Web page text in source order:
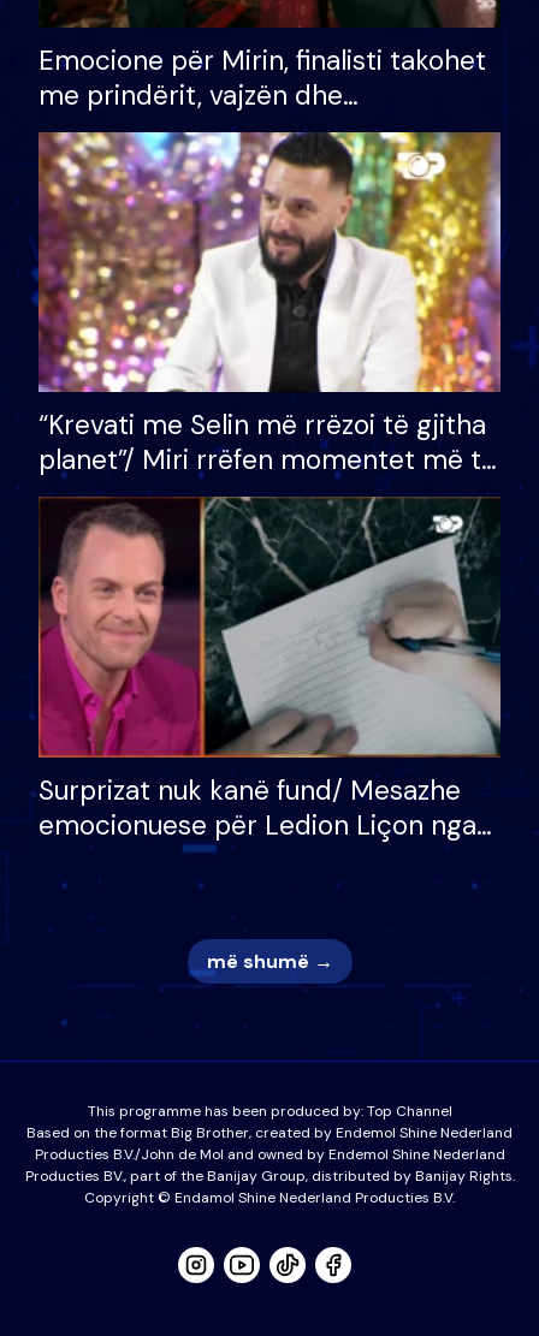
Emocione për Mirin, finalisti takohet
me prindërit, vajzën dhe
bashkëshorten: S’kemi ndonjë letër
divorci apo jo?
“Krevati me Selin më rrëzoi të gjitha
planet”/ Miri rrëfen momentet më të
bukura në shtëpinë e BB VIP: Do më
mungojë zilja e mëngjesit kur…
Surprizat nuk kanë fund/ Mesazhe
emocionuese për Ledion Liçon nga
nëna dhe fëmijët e tij, moderatori
nuk i mban dot lotët: Nuk meritoj…
më shumë →
This programme has been produced by:Top Channel
Based on the format Big Brother, created by Endemol Shine Nederland
Producties B.V./John de Mol and owned by Endemol Shine Nederland
Producties BV., part of the Banijay Group, distributed by Banijay Rights.
Copyright © Endamol Shine Nederland Producties B.V.